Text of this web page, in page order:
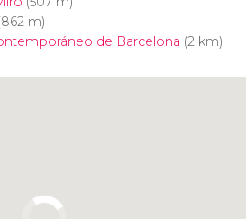
m)
de Barcelona (2 km)